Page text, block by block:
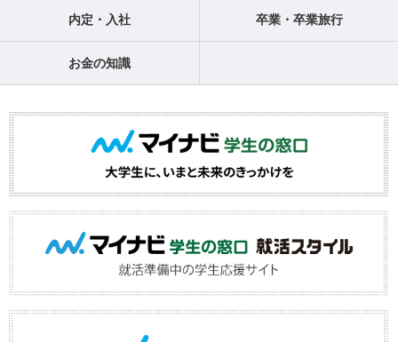
内定・入社 卒業・卒業旅行
お金の知識